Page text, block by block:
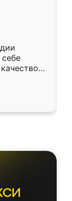
почти